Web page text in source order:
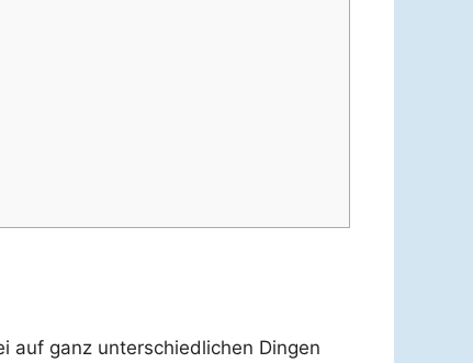
auf ganz unterschiedlichen Dingen